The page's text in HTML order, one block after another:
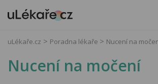
uLékaře.cz Poradna lékaře Nucení na
Nucení na močení